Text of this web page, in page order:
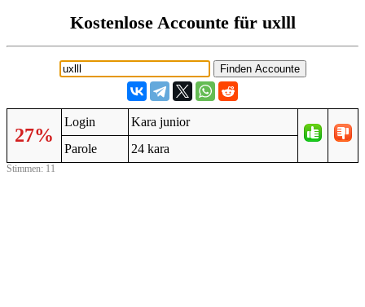
Kostenlose Accounte für uxlll
27%
Login
Kara junior
Parole
24 kara
Stimmen: 11